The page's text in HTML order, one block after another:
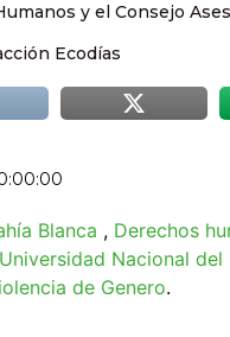
y el Consejo
Ecodías
Blanca , Derechos
Universidad Nacional del
de Genero.